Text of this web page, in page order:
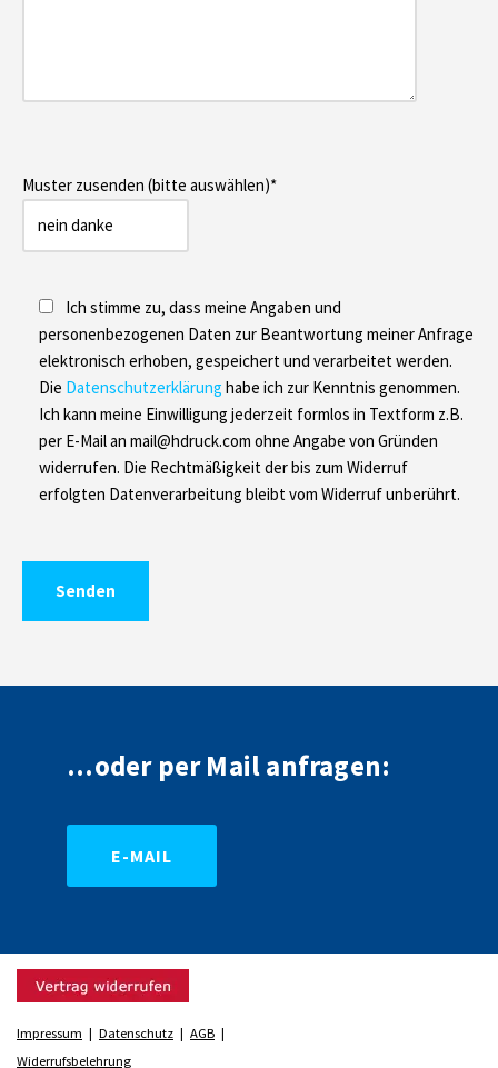
Muster zusenden (bitte auswählen)*
Ich stimme zu, dass meine Angaben und
personenbezogenen Daten zur Beantwortung meiner Anfrage
elektronisch erhoben, gespeichert und verarbeitet werden.
Die Datenschutzerklärung habe ich zur Kenntnis genommen.
Ich kann meine Einwilligung jederzeit formlos in Textform z.B.
per E-Mail an mail@hdruck.com ohne Angabe von Gründen
widerrufen. Die Rechtmäßigkeit der bis zum Widerruf
erfolgten Datenverarbeitung bleibt vom Widerruf unberührt.
...oder per Mail anfragen:
E-MAIL
Impressum | Datenschutz | AGB |
Widerrufsbelehrung